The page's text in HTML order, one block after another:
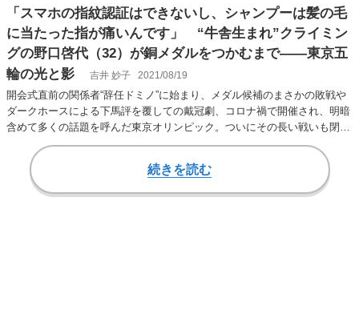
「スマホの指紋認証はできないし、シャンプーは髪の毛
に当たった指が痛いんです」 “牛舎生まれ”クライミン
グの野口啓代（32）が銅メダルをつかむまで――東京五
輪の光と影
吉井 妙子 2021/08/19
開会式直前の関係者“辞任ドミノ”に始まり、メダル候補のまさかの敗戦や
ダークホースによる下馬評を覆しての戴冠劇、コロナ禍で開催され、明暗
含めて多くの話題を呼んだ東京オリンピック。ついにその長い戦いも閉幕
しました。そこ…
続きを読む